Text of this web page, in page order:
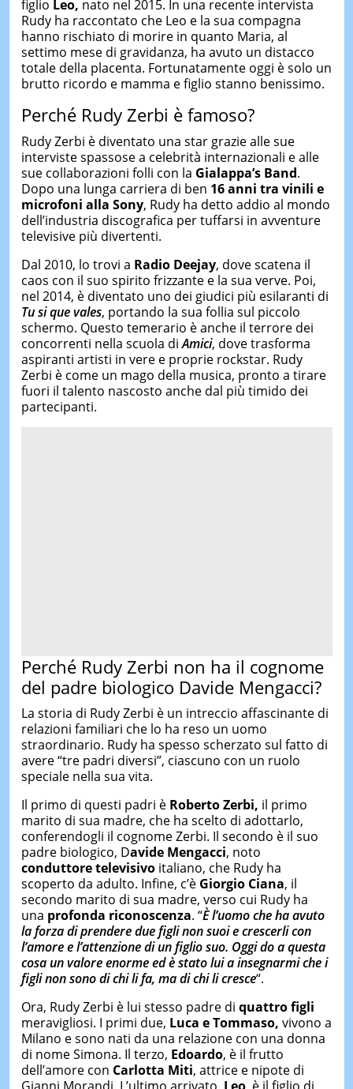
figlio Leo, nato nel 2015. In una recente intervista
Rudy ha raccontato che Leo e la sua compagna
hanno rischiato di morire in quanto Maria, al
settimo mese di gravidanza, ha avuto un distacco
totale della placenta. Fortunatamente oggi è solo un
brutto ricordo e mamma e figlio stanno benissimo.
Perché Rudy Zerbi è famoso?
Rudy Zerbi è diventato una star grazie alle sue
interviste spassose a celebrità internazionali e alle
sue collaborazioni folli con la Gialappa’s Band.
Dopo una lunga carriera di ben 16 anni tra vinili e
microfoni alla Sony, Rudy ha detto addio al mondo
dell’industria discografica per tuffarsi in avventure
televisive più divertenti.
Dal 2010, lo trovi a Radio Deejay, dove scatena il
caos con il suo spirito frizzante e la sua verve. Poi,
nel 2014, è diventato uno dei giudici più esilaranti di
Tu si que vales, portando la sua follia sul piccolo
schermo. Questo temerario è anche il terrore dei
concorrenti nella scuola diAmici, dove trasforma
aspiranti artisti in vere e proprie rockstar. Rudy
Zerbi è come un mago della musica, pronto a tirare
fuori il talento nascosto anche dal più timido dei
partecipanti.
Perché Rudy Zerbi non ha il cognome
del padre biologico Davide Mengacci?
La storia di Rudy Zerbi è un intreccio affascinante di
relazioni familiari che lo ha reso un uomo
straordinario. Rudy ha spesso scherzato sul fatto di
avere “tre padri diversi”, ciascuno con un ruolo
speciale nella sua vita.
Il primo di questi padri è Roberto Zerbi, il primo
marito di sua madre, che ha scelto di adottarlo,
conferendogli il cognome Zerbi. Il secondo è il suo
padre biologico, Davide Mengacci, noto
conduttore televisivoitaliano, che Rudy ha
scoperto da adulto. Infine, c’è Giorgio Ciana, il
secondo marito di sua madre, verso cui Rudy ha
una profonda riconoscenza. “È l’uomo che ha avuto
la forza di prendere due figli non suoi e crescerli con
l’amore e l’attenzione di un figlio suo. Oggi do a questa
cosa un valore enorme ed è stato lui a insegnarmi che i
figli non sono di chi li fa, ma di chi li cresce“.
Ora, Rudy Zerbi è lui stesso padre di quattro figli
meravigliosi. I primi due, Luca e Tommaso, vivono a
Milano e sono nati da una relazione con una donna
di nome Simona. Il terzo, Edoardo, è il frutto
dell’amore con Carlotta Miti, attrice e nipote di